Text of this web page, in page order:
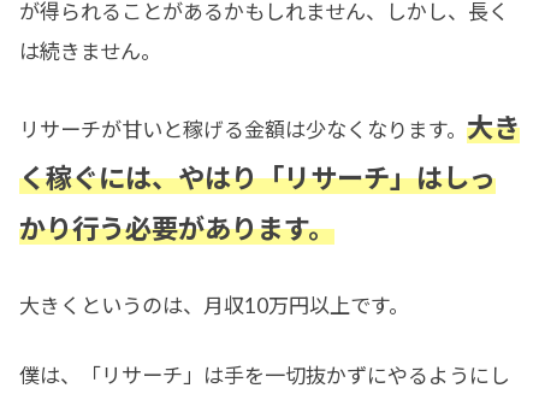
が得られることがあるかもしれません、しかし、長く
は続きません。
リサーチが甘いと稼げる金額は少なくなります。 大き
く稼ぐには、やはり「リサーチ」はしっ
かり行う必要があります。
大きくというのは、月収10万円以上です。
僕は、「リサーチ」は手を一切抜かずにやるようにし